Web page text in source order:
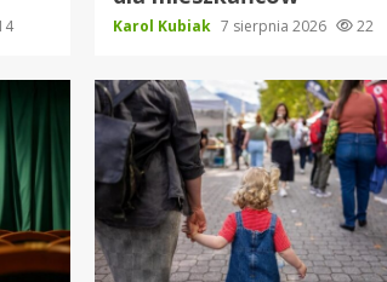
Karol Kubiak 7 sierpnia 2026 22